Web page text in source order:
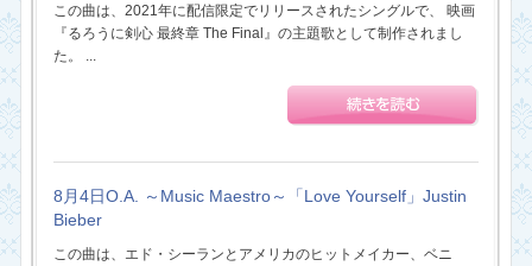
この曲は、2021年に配信限定でリリースされたシングルで、 映画
『るろうに剣心 最終章 The Final』の主題歌として制作されまし
た。 ...
8月4日O.A. ～Music Maestro～「Love Yourself」Justin
Bieber
この曲は、エド・シーランとアメリカのヒットメイカー、ベニ